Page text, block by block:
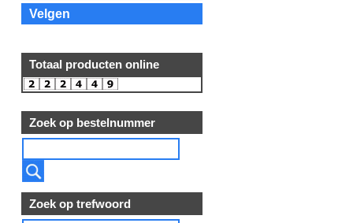
Velgen
Totaal producten online
Zoek op bestelnummer
Zoek op trefwoord